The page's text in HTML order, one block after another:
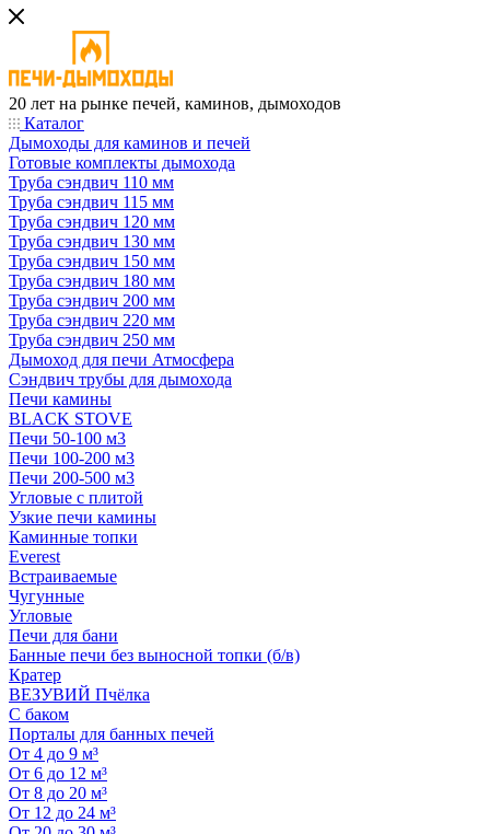
20 лет на рынке печей, каминов, дымоходов
Каталог
Дымоходы для каминов и печей
Готовые комплекты дымохода
Труба сэндвич 110 мм
Труба сэндвич 115 мм
Труба сэндвич 120 мм
Труба сэндвич 130 мм
Труба сэндвич 150 мм
Труба сэндвич 180 мм
Труба сэндвич 200 мм
Труба сэндвич 220 мм
Труба сэндвич 250 мм
Дымоход для печи Атмосфера
Сэндвич трубы для дымохода
Печи камины
BLACK STOVE
Печи 50-100 м3
Печи 100-200 м3
Печи 200-500 м3
Угловые с плитой
Узкие печи камины
Каминные топки
Everest
Встраиваемые
Чугунные
Угловые
Печи для бани
Банные печи без выносной топки (б/в)
Кратер
ВЕЗУВИЙ Пчёлка
С баком
Порталы для банных печей
От 4 до 9 м³
От 6 до 12 м³
От 8 до 20 м³
От 12 до 24 м³